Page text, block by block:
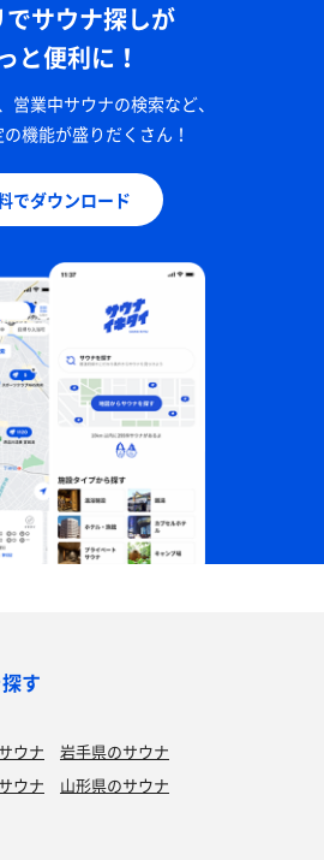
でサウナ探しが
と便利に！
営業中サウナの検索など、
機能が盛りだくさん！
でダウンロード
す
ウナ
岩手県のサウナ
ウナ
山形県のサウナ